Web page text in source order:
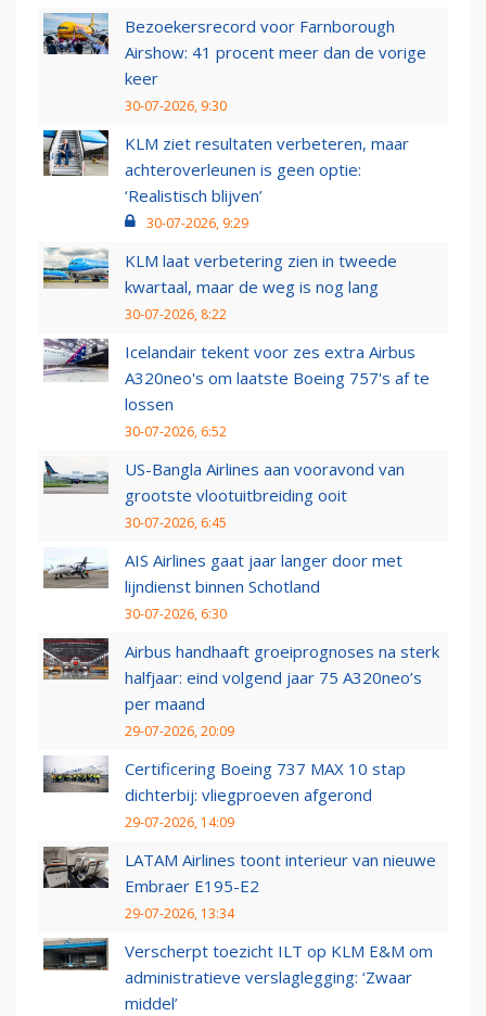
Bezoekersrecord voor Farnborough
Airshow: 41 procent meer dan de vorige
keer
30-07-2026, 9:30
KLM ziet resultaten verbeteren, maar
achteroverleunen is geen optie:
‘Realistisch blijven’
30-07-2026, 9:29
KLM laat verbetering zien in tweede
kwartaal, maar de weg is nog lang
30-07-2026, 8:22
Icelandair tekent voor zes extra Airbus
A320neo's om laatste Boeing 757's af te
lossen
30-07-2026, 6:52
US-Bangla Airlines aan vooravond van
grootste vlootuitbreiding ooit
30-07-2026, 6:45
AIS Airlines gaat jaar langer door met
lijndienst binnen Schotland
30-07-2026, 6:30
Airbus handhaaft groeiprognoses na sterk
halfjaar: eind volgend jaar 75 A320neo’s
per maand
29-07-2026, 20:09
Certificering Boeing 737 MAX 10 stap
dichterbij: vliegproeven afgerond
29-07-2026, 14:09
LATAM Airlines toont interieur van nieuwe
Embraer E195-E2
29-07-2026, 13:34
Verscherpt toezicht ILT op KLM E&M om
administratieve verslaglegging: ‘Zwaar
middel’